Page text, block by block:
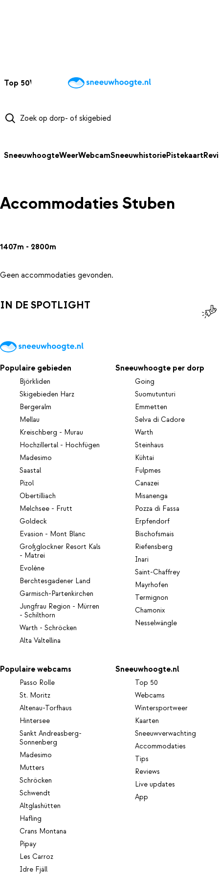
Top 50Webcams WintersportweerKaarten
SneeuwhoogteWeerWebcamSneeuwhistoriePistekaart
Accommodaties Stuben
1407m - 2800m
Geen accommodaties gevonden.
IN DE SPOTLIGHT
Populaire gebieden
Björkliden
Skigebieden Harz
Bergeralm
Mellau
Kreischberg - Murau
Hochzillertal - Hochfügen
Madesimo
Saastal
Pizol
Obertilliach
Melchsee - Frutt
Goldeck
Evasion - Mont Blanc
Großglockner Resort Kals
- Matrei
Evolène
Berchtesgadener Land
Garmisch-Partenkirchen
Jungfrau Region - Mürren
- Schilthorn
Warth - Schröcken
Alta Valtellina
Sneeuwhoogte per dorp
Going
Suomutunturi
Emmetten
Selva di Cadore
Warth
Steinhaus
Kühtai
Fulpmes
Canazei
Misanenga
Pozza di Fassa
Erpfendorf
Bischofsmais
Riefensberg
Inari
Saint-Chaffrey
Mayrhofen
Termignon
Chamonix
Nesselwängle
Populaire webcams
Passo Rolle
St. Moritz
Altenau-Torfhaus
Hintersee
Sankt Andreasberg-
Sonnenberg
Madesimo
Mutters
Schröcken
Schwendt
Altglashütten
Hafling
Crans Montana
Pipay
Les Carroz
Idre Fjäll
Sneeuwhoogte.nl
Top 50
Webcams
Wintersportweer
Kaarten
Sneeuwverwachting
Accommodaties
Tips
Reviews
Live updates
App